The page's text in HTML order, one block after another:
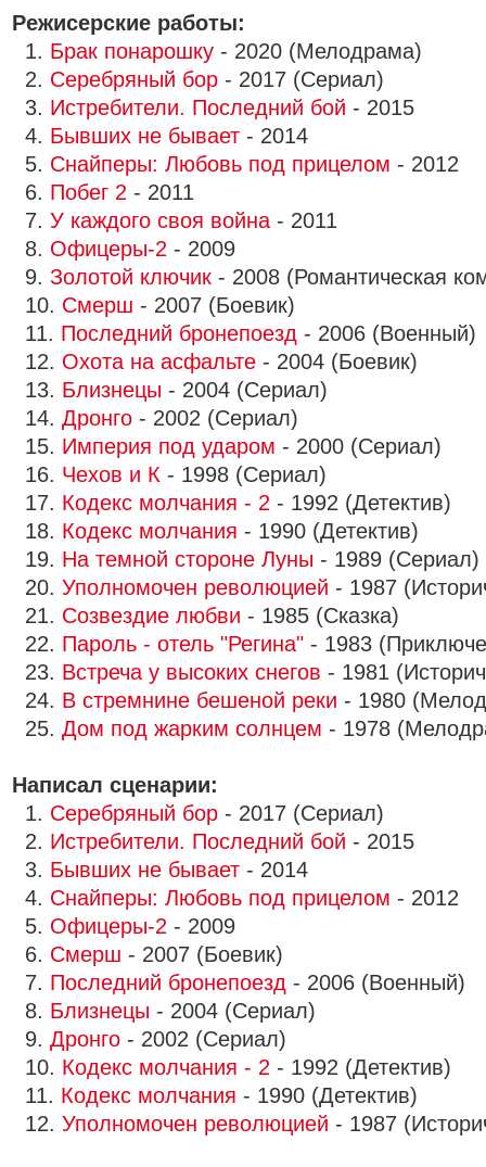
Режисерские работы:
1. Брак понарошку - 2020 (Мелодрама)
2. Серебряный бор - 2017 (Сериал)
3. Истребители. Последний бой - 2015
4. Бывших не бывает - 2014
5. Снайперы: Любовь под прицелом - 2012
6. Побег 2 - 2011
7. У каждого своя война - 2011
8. Офицеры-2 - 2009
9. Золотой ключик - 2008 (Романтическая
10. Смерш - 2007 (Боевик)
11. Последний бронепоезд - 2006 (Военный)
12. Охота на асфальте - 2004 (Боевик)
13. Близнецы - 2004 (Сериал)
14. Дронго - 2002 (Сериал)
15. Империя под ударом - 2000 (Сериал)
16. Чехов и К - 1998 (Сериал)
17. Кодекс молчания - 2 - 1992 (Детектив)
18. Кодекс молчания - 1990 (Детектив)
19. На темной стороне Луны - 1989 (Сериал)
20. Уполномочен революцией - 1987
21. Созвездие любви - 1985 (Сказка)
22. Пароль - отель "Регина" - 1983
23. Встреча у высоких снегов - 1981
24. В стремнине бешеной реки - 1980
25. Дом под жарким солнцем - 1978
Написал сценарии:
1. Серебряный бор - 2017 (Сериал)
2. Истребители. Последний бой - 2015
3. Бывших не бывает - 2014
4. Снайперы: Любовь под прицелом - 2012
5. Офицеры-2 - 2009
6. Смерш - 2007 (Боевик)
7. Последний бронепоезд - 2006 (Военный)
8. Близнецы - 2004 (Сериал)
9. Дронго - 2002 (Сериал)
10. Кодекс молчания - 2 - 1992 (Детектив)
11. Кодекс молчания - 1990 (Детектив)
12. Уполномочен революцией - 1987